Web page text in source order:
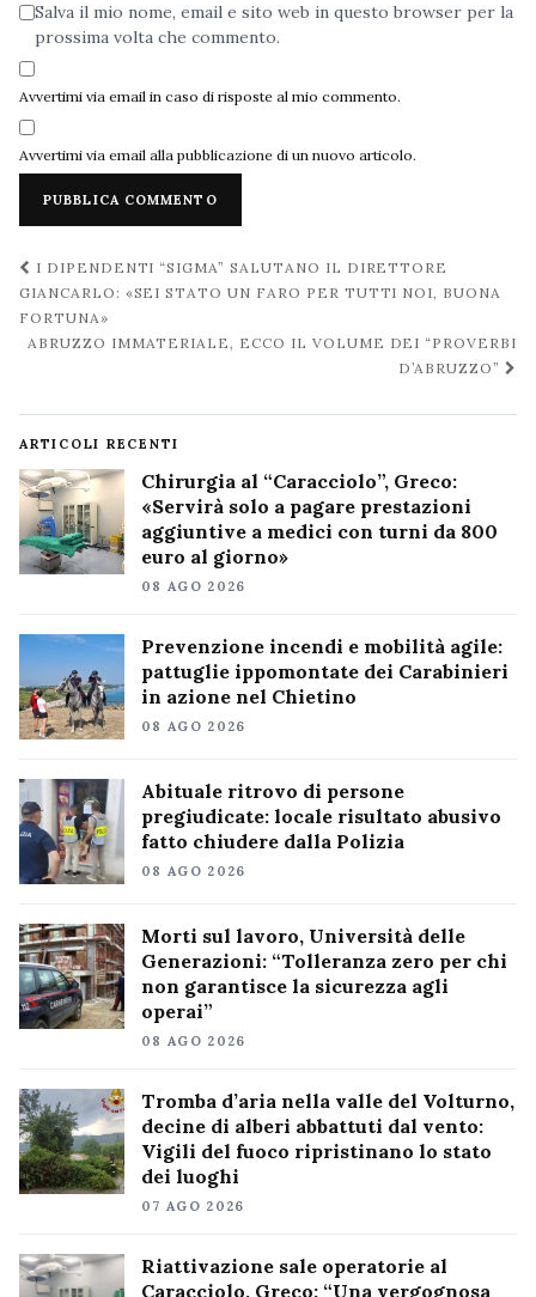
Salva il mio nome, email e sito web in questo browser per la
prossima volta che commento.
Avvertimi via email in caso di risposte al mio commento.
Avvertimi via email alla pubblicazione di un nuovo articolo.
Navigazione
post
I DIPENDENTI “SIGMA” SALUTANO IL DIRETTORE
GIANCARLO: «SEI STATO UN FARO PER TUTTI NOI, BUONA
FORTUNA»
ABRUZZO IMMATERIALE, ECCO IL VOLUME DEI “PROVERBI
D’ABRUZZO”
ARTICOLI RECENTI
Chirurgia al “Caracciolo”, Greco:
«Servirà solo a pagare prestazioni
aggiuntive a medici con turni da 800
euro al giorno»
08 AGO 2026
Prevenzione incendi e mobilità agile:
pattuglie ippomontate dei Carabinieri
in azione nel Chietino
08 AGO 2026
Abituale ritrovo di persone
pregiudicate: locale risultato abusivo
fatto chiudere dalla Polizia
08 AGO 2026
Morti sul lavoro, Università delle
Generazioni: “Tolleranza zero per chi
non garantisce la sicurezza agli
operai”
08 AGO 2026
Tromba d’aria nella valle del Volturno,
decine di alberi abbattuti dal vento:
Vigili del fuoco ripristinano lo stato
dei luoghi
07 AGO 2026
Riattivazione sale operatorie al
Caracciolo, Greco: “Una vergognosa